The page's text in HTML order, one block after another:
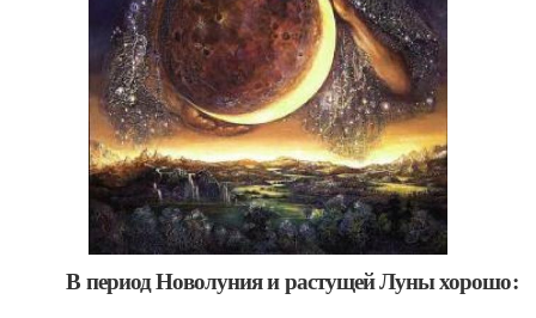
В период Новолуния и растущей Луны хорошо: